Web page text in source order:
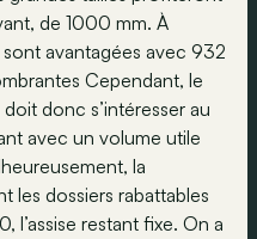
de 1000 mm. À
sont avantagées avec 932
Cependant, le
donc s’intéresser au
avec un volume utile
la
les dossiers rabattables
restant fixe. On a